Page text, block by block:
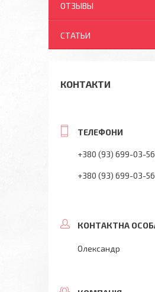
ОТЗЫВЫ
СТАТЬИ
КОНТАКТИ
+380 (93) 699-03-56
+380 (93) 699-03-56
Олександр